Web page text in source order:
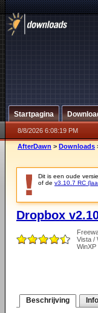
Startpagina
8/8/2026 6:08:19 PM
AfterDawn > Downloads
Dit is een oude
of de v3.10.7 RC
Dropbox
Vista /
WinXP
Beschrijving